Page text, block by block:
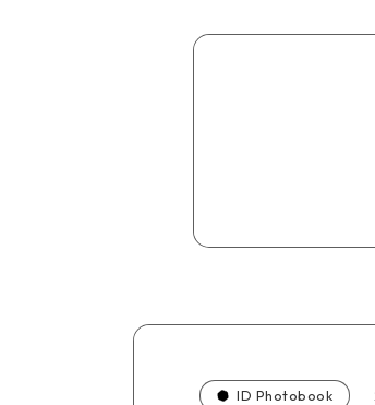
ID Photobook